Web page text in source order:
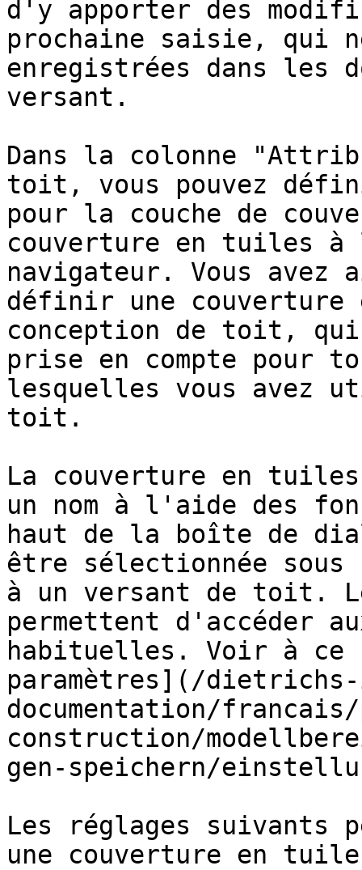
d'y apporter des
prochaine saisie, qui
enregistrées dans les
versant.
Dans la colonne
toit, vous pouvez
pour la couche de
couverture en tuiles à
navigateur. Vous
définir une
conception de toit, qui
prise en compte pour
lesquelles vous avez
toit.
La couverture en
un nom à l'aide des
haut de la boîte de
être sélectionnée
à un versant de toit.
permettent d'accéder
habituelles. Voir à
paramètres](/
documentation/francais/
construction/
gen-speichern/
Les réglages suivants
une couverture en